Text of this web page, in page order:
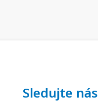
Sledujte nás